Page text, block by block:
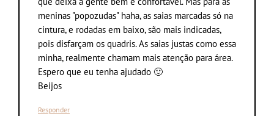
meninas "popozudas" haha, as saias marcadas só na
cintura, e rodadas em baixo, são mais indicadas,
pois disfarçam os quadris. As saias justas como essa
minha, realmente chamam mais atenção para área.
Espero que eu tenha ajudado 🙂
Beijos
Responder